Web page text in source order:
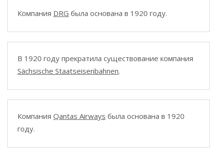
Компания DRG была основана в 1920 году.
В 1920 году прекратила существование компания
Sächsische Staatseisenbahnen.
Компания Qantas Airways была основана в 1920
году.